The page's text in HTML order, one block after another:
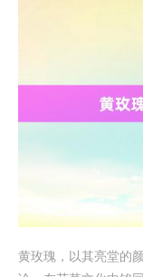
黄玫瑰，以其亮堂的